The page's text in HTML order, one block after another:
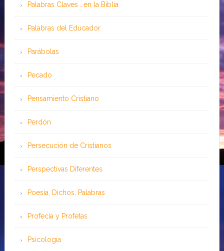
Palabras Claves …en la Biblia
Palabras del Educador
Parábolas
Pecado
Pensamiento Cristiano
Perdón
Persecución de Cristianos
Perspectivas Diferentes
Poesía, Dichos, Palabras
Profecía y Profetas
Psicología